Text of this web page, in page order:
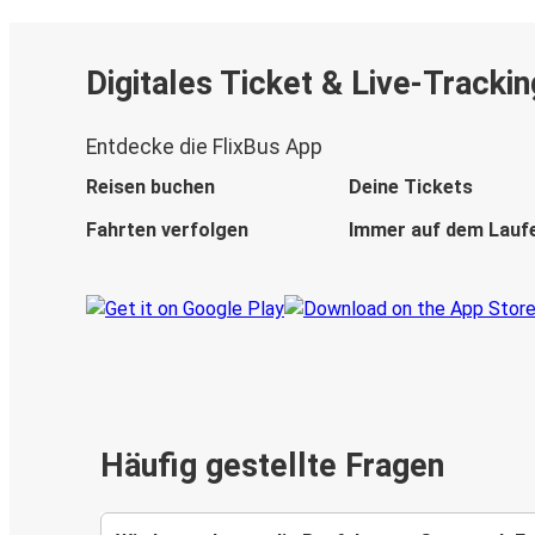
Digitales Ticket & Live-
Entdecke die FlixBus App
Reisen buchen
Deine Tickets
Fahrten verfolgen
Immer auf dem
Häufig gestellte Fragen